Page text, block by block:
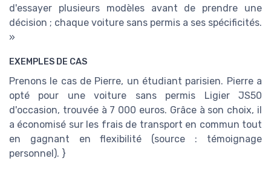
d'essayer plusieurs modèles avant de prendre une
décision ; chaque voiture sans permis a ses spécificités.
»
EXEMPLES DE CAS
Prenons le cas de Pierre, un étudiant parisien. Pierre a
opté pour une voiture sans permis Ligier JS50
d'occasion, trouvée à 7 000 euros. Grâce à son choix, il
a économisé sur les frais de transport en commun tout
en gagnant en flexibilité (source : témoignage
personnel). }